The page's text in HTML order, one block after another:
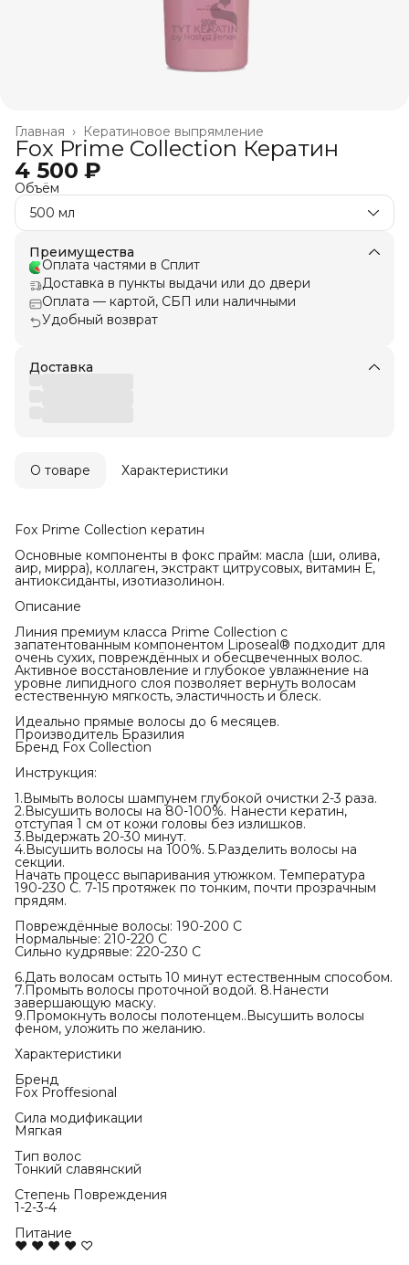
Кератиновое выпрямление
Главная ›
Fox Prime Collection Кератин
4 500 ₽
Объём
500 мл
Преимущества
Оплата частями в Сплит
Доставка в пункты выдачи или до двери
Оплата — картой, СБП или наличными
Удобный возврат
Доставка
О товаре Характеристики
Fox Prime Collection кератин
Основные компоненты в фокс прайм: масла (ши, олива,
аир, мирра), коллаген, экстракт цитрусовых, витамин Е,
антиоксиданты, изотиазолинон.
Описание
Линия премиум класса Prime Collection с
запатентованным компонентом Liposeal® подходит для
очень сухих, повреждённых и обесцвеченных волос.
Активное восстановление и глубокое увлажнение на
уровне липидного слоя позволяет вернуть волосам
естественную мягкость, эластичность и блеск.
Идеально прямые волосы до 6 месяцев.
Производитель Бразилия
Бренд Fox Collection
Инструкция:
1.Вымыть волосы шампунем глубокой очистки 2-3 раза.
2.Высушить волосы на 80-100%. Нанести кератин,
отступая 1 см от кожи головы без излишков.
3.Выдержать 20-30 минут.
4.Высушить волосы на 100%. 5.Разделить волосы на
секции.
Начать процесс выпаривания утюжком. Температура
190-230 С. 7-15 протяжек по тонким, почти прозрачным
прядям.
Повреждённые волосы: 190-200 С
Нормальные: 210-220 С
Сильно кудрявые: 220-230 С
6.Дать волосам остыть 10 минут естественным способом.
7.Промыть волосы проточной водой. 8.Нанести
завершающую маску.
9.Промокнуть волосы полотенцем..Высушить волосы
феном, уложить по желанию.
Характеристики
Бренд
Fox Proffesional
Сила модификации
Мягкая
Тип волос
Тонкий славянский
Степень Повреждения
1-2-3-4
Питание
♥ ♥ ♥ ♥ ♡